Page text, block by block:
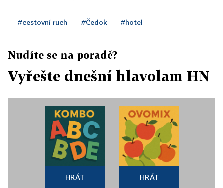
#cestovní ruch #Čedok #hotel
Nudíte se na poradě?
Vyřešte dnešní hlavolam HN
HRÁT HRÁT